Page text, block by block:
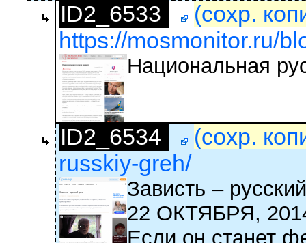
ID2_6533
(сохр.
https://mosmonitor.ru/
Национальная
ID2_6534
(сохр.
russkiy-greh/
Зависть –
22 ОКТЯБРЯ,
Если он станет